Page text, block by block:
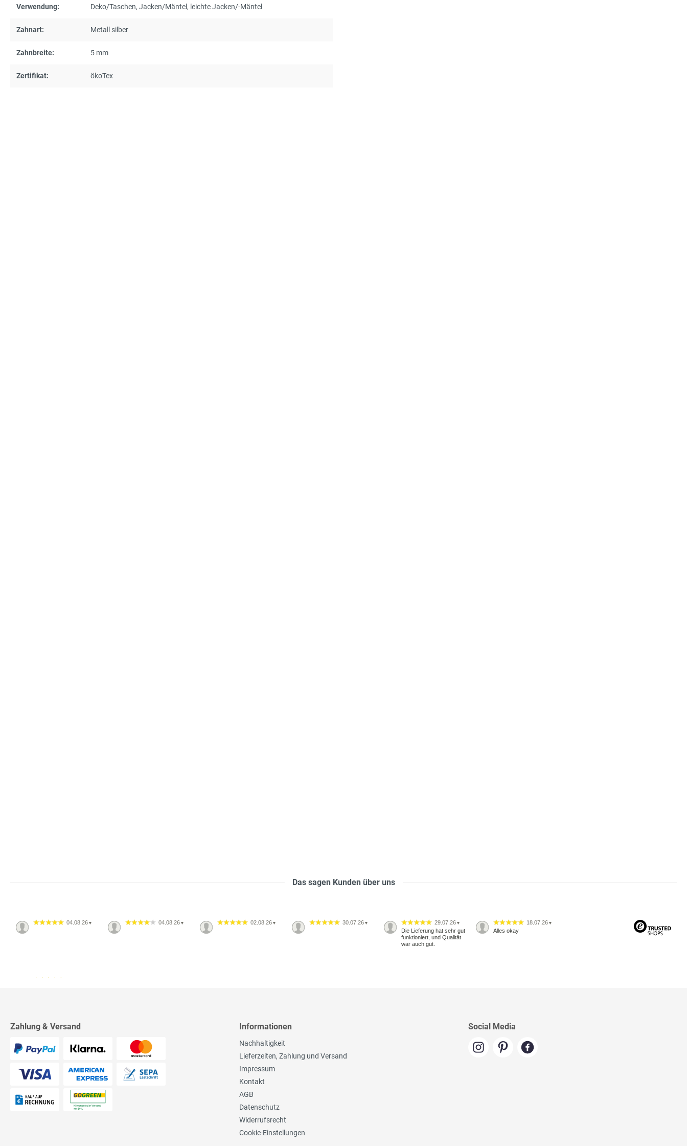
Verwendung: Deko/Taschen, Jacken/Mäntel , leichte Jacken/-Mäntel
Zahnart: Metall silber
Zahnbreite: 5 mm
Zertifikat: ökoTex
Das sagen Kunden über uns
04.08.26 ▼ 04.08.26 ▼ 02.08.26 ▼ 30.07.26 ▼ 29.07.26 ▼
Die Lieferung hat sehr gut
funktioniert, und Qualität
war auch gut.
18.07.26 ▼
Alles okay
Zahlung & Versand Informationen
Nachhaltigkeit
Lieferzeiten, Zahlung und Versand
Impressum
Kontakt
AGB
Datenschutz
Widerrufsrecht
Cookie-Einstellungen
Social Media